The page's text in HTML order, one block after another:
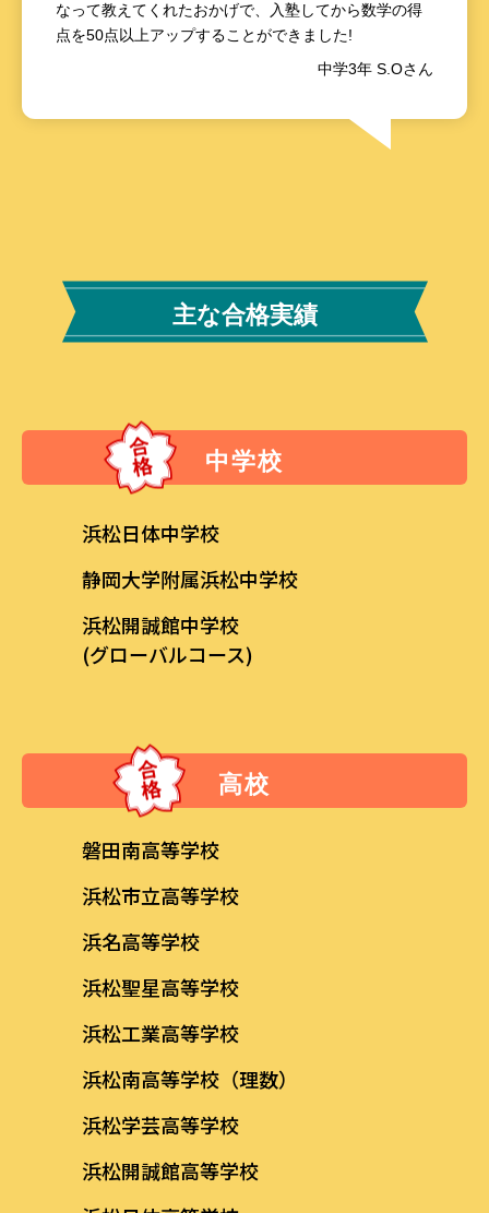
なって教えてくれたおかげで、入塾してから数学の得
点を50点以上アップすることができました!
中学3年 S.Oさん
主な合格実績
中学校
浜松日体中学校
静岡大学附属浜松中学校
浜松開誠館中学校
(グローバルコース)
高校
磐田南高等学校
浜松市立高等学校
浜名高等学校
浜松聖星高等学校
浜松工業高等学校
浜松南高等学校（理数）
浜松学芸高等学校
浜松開誠館高等学校